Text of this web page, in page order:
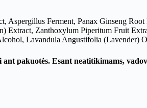
Aspergillus Ferment, Panax Ginseng
Zanthoxylum Piperitum Fruit
Lavandula Angustifolia (Lavender)
pakuotės. Esant neatitikimams,